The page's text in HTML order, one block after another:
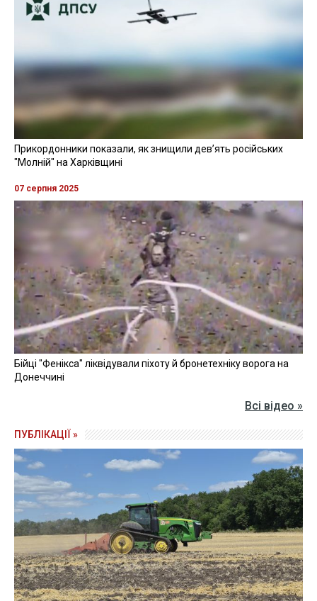
Прикордонники показали, як знищили девʼять російських
"Молній" на Харківщині
07 серпня 2025
Бійці "Фенікса" ліквідували піхоту й бронетехніку ворога на
Донеччині
Всі відео »
ПУБЛІКАЦІЇ »